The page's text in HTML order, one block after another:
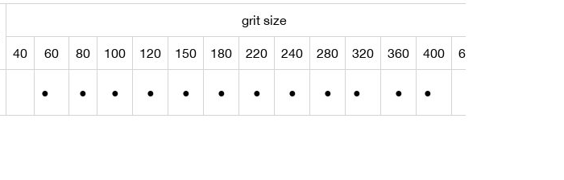
grit size
40 60 80 100 120 150 180 220 240 280 320 360 400 600
● ● ● ● ● ● ● ● ● ● ● ●